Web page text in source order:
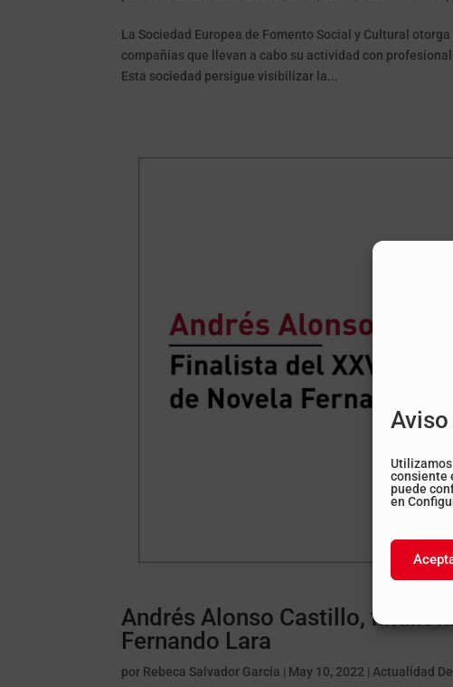
consiente
puede
en
La Sociedad Europea de Fomento Social y Cultural
compañías que llevan a cabo su actividad con
Esta sociedad persigue visibilizar la...
Andrés Alonso Castillo,
Fernando Lara
por Rebeca Salvador García | May 10, 2022 | Actualidad